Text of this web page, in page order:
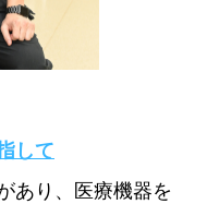
して
あり、医療機器を